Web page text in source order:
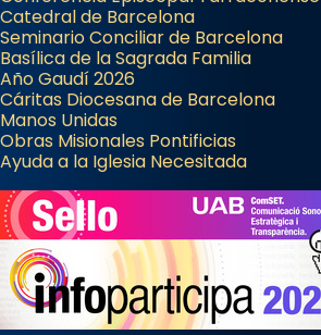
Catedral de Barcelona
Seminario Conciliar de Barcelona
Basílica de la Sagrada Familia
Año Gaudí 2026
Cáritas Diocesana de Barcelona
Manos Unidas
Obras Misionales Pontificias
Ayuda a la Iglesia Necesitada